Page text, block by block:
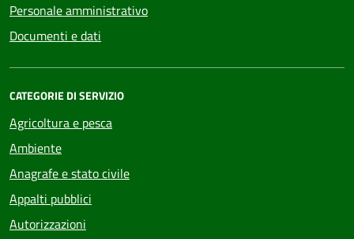
Personale amministrativo
Documenti e dati
CATEGORIE DI SERVIZIO
Agricoltura e pesca
Ambiente
Anagrafe e stato civile
Appalti pubblici
Autorizzazioni